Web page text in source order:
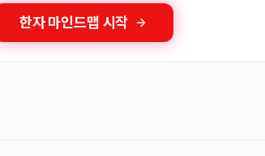
한자 마인드맵 시작